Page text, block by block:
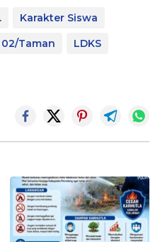
Karakter Siswa
Taman
LDKS